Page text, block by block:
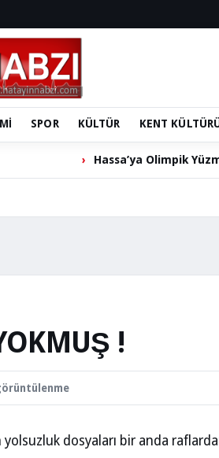
SPOR KÜLTÜR KENT
Hassa’ya Olimpik Yüzme Havuzu
!
dosyaları bir anda